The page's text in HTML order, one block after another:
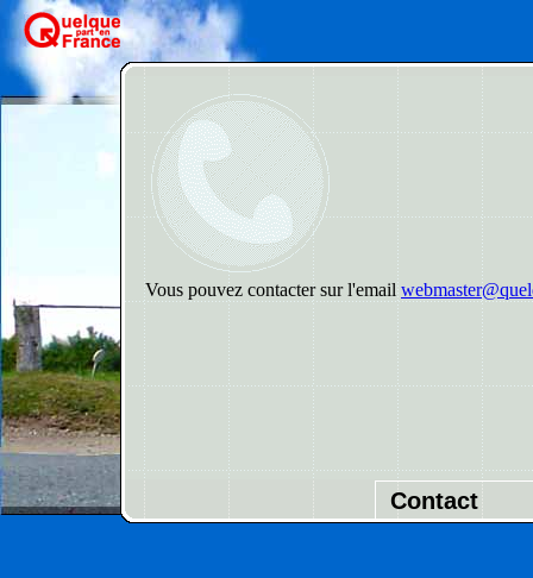
Vous pouvez contacter sur l'email
Contact